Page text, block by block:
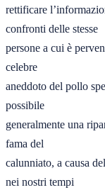
rettificare
confronti delle stesse
persone a cui è
celebre
aneddoto del pollo
possibile
generalmente una
fama del
calunniato, a causa
nei nostri tempi